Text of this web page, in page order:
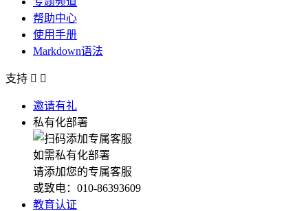
帮助中心
使用手册
Markdown语法
支持  
邀请有礼
私有化部署
如需私有化部署
请添加您的专属客服
或致电：010-86393609
教育认证